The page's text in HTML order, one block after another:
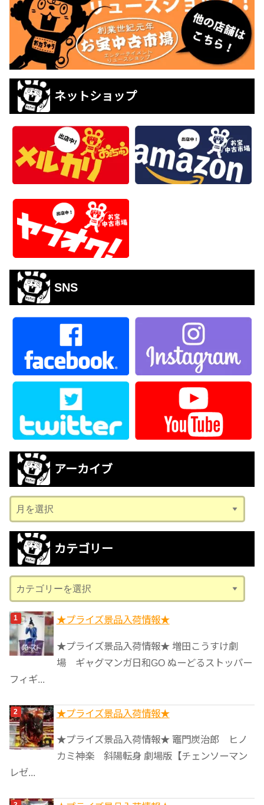
ネットショップ
SNS
アーカイブ
ー
カ
ブ
カテゴリー
テ
ゴ
リ
ー
★プライズ景品入荷情報★
★プライズ景品入荷情報★ 増田こうすけ劇
場 ギャグマンガ日和GO ぬーどるストッパー
フィギ...
★プライズ景品入荷情報★
★プライズ景品入荷情報★ 竈門炭治郎 ヒノ
カミ神楽 斜陽転身 劇場版【チェンソーマン
レゼ...